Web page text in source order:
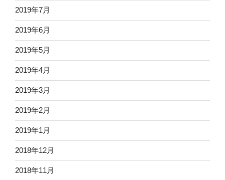
2019年7月
2019年6月
2019年5月
2019年4月
2019年3月
2019年2月
2019年1月
2018年12月
2018年11月